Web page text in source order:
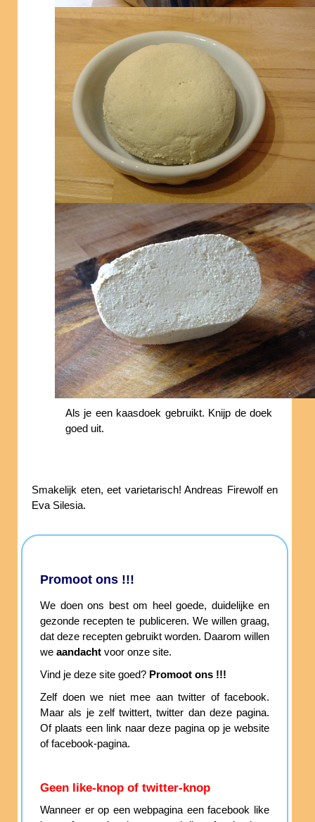
Als je een kaasdoek gebruikt. Knijp de doek
goed uit.
Smakelijk eten, eet varietarisch! Andreas Firewolf en
Eva Silesia.
Promoot ons !!!
We doen ons best om heel goede, duidelijke en
gezonde recepten te publiceren. We willen graag,
dat deze recepten gebruikt worden. Daarom willen
we aandacht voor onze site.
Vind je deze site goed? Promoot ons !!!
Zelf doen we niet mee aan twitter of facebook.
Maar als je zelf twittert, twitter dan deze pagina.
Of plaats een link naar deze pagina op je website
of facebook-pagina.
Geen like-knop of twitter-knop
Wanneer er op een webpagina een facebook like